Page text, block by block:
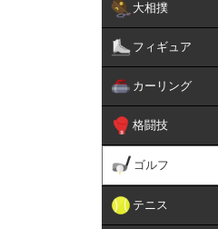
大相撲
フィギュア
カーリング
格闘技
ゴルフ
テニス